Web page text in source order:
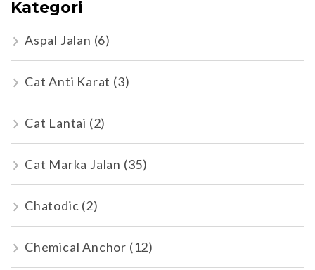
Kategori
Aspal Jalan (6)
Cat Anti Karat (3)
Cat Lantai (2)
Cat Marka Jalan (35)
Chatodic (2)
Chemical Anchor (12)